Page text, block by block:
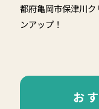
都府亀岡市保津川ク
ンアップ！
お